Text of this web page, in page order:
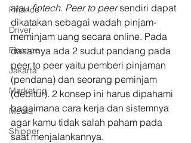
Finance
Driver
Finance
Jakarta
Marketing
Media
Shipper
atau fintech. Peer to peer sendiri dapat
dikatakan sebagai wadah pinjam-
meminjam uang secara online. Pada
dasarnya ada 2 sudut pandang pada
peer to peer yaitu pemberi pinjaman
(pendana) dan seorang peminjam
(debitur). 2 konsep ini harus dipahami
bagaimana cara kerja dan sistemnya
agar kamu tidak salah paham pada
saat menjalankannya.